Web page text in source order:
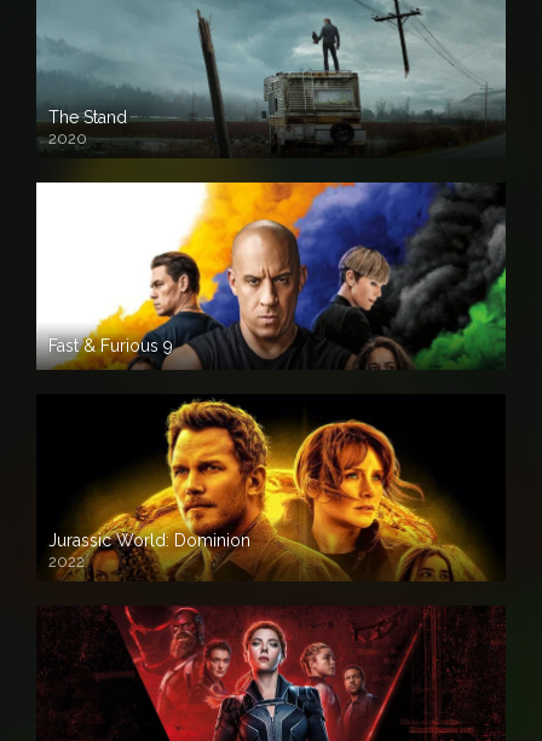
The Stand
2020
Fast & Furious 9
Jurassic World: Dominion
2022